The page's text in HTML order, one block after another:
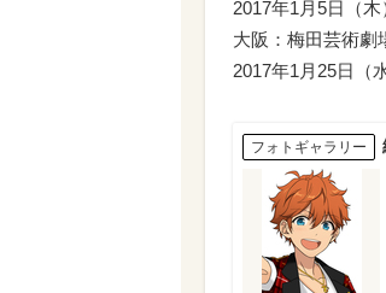
2017年1月5日（木
大阪：梅田芸術劇
2017年1月25日（
フォトギャラリー